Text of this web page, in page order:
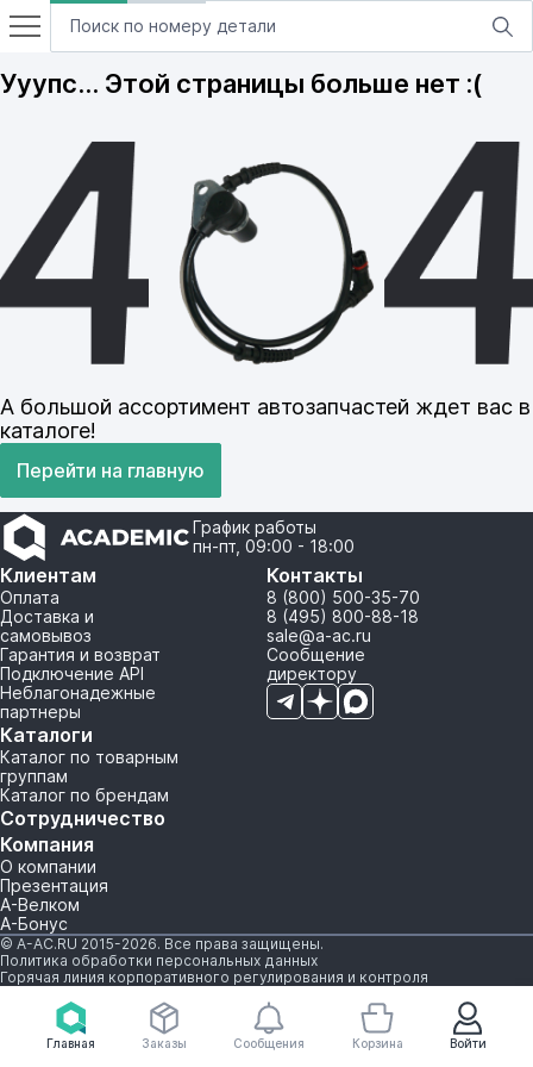
Главная Войти
Заказы Сообщения Корзина
Ууупс… Этой страницы больше нет :(
А большой ассортимент автозапчастей ждет вас в
каталоге!
Перейти на главную
График работы
пн-пт, 09:00 - 18:00
Клиентам
Оплата
Доставка и
самовывоз
Гарантия и возврат
Подключение API
Неблагонадежные
партнеры
Каталоги
Каталог по товарным
группам
Каталог по брендам
Сотрудничество
Компания
О компании
Презентация
А-Велком
А-Бонус
Контакты
8 (800) 500-35-70
8 (495) 800-88-18
sale@a-ac.ru
Сообщение
директору
© A-AC.RU 2015-2026. Все права защищены.
Политика обработки персональных данных
Горячая линия корпоративного регулирования и контроля